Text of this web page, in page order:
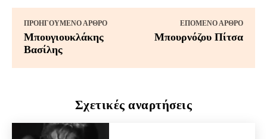
Σχετικές αναρτήσεις
ΠΡΟΗΓΟΎΜΕΝΟ ΆΡΘΡΟ
Μπουγιουκλάκης
Βασίλης
ΕΠΌΜΕΝΟ ΆΡΘΡΟ
Μπουρνόζου Πίτσα